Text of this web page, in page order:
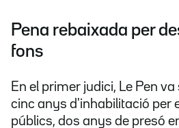
Pena rebaixada per
fons
En el primer judici, Le Pen
cinc anys d'inhabilitació per
públics, dos anys de presó